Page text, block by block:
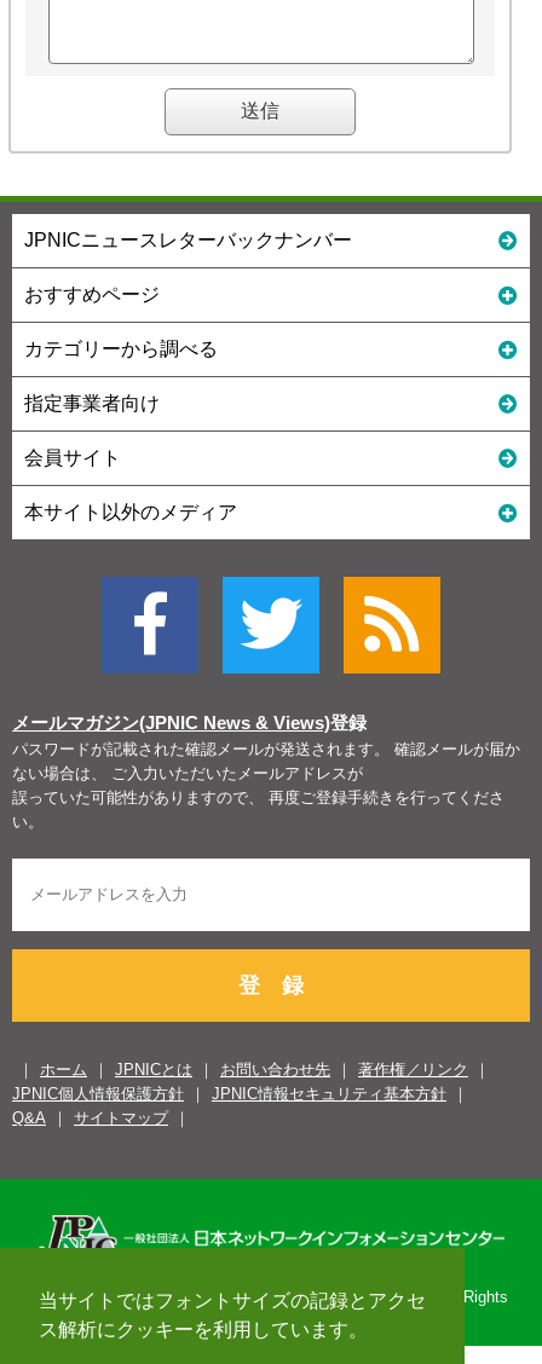
当サイトではフォントサイズの記録とアクセ
ス解析にクッキーを利用しています。
JPNICニュースレターバックナンバー
おすすめページ
カテゴリーから調べる
指定事業者向け
会員サイト
本サイト以外のメディア
メールマガジン(JPNIC News & Views)登録
パスワードが記載された確認メールが発送されます。 確認メールが届か
ない場合は、 ご入力いただいたメールアドレスが
誤っていた可能性がありますので、 再度ご登録手続きを行ってくださ
い。
登 録
ホーム JPNICとは お問い合わせ先
著作権／リンク
JPNIC個人情報保護方針
JPNIC情報セキュリティ基本方針
Q&A
サイトマップ
Copyright© 1996-2026 Japan Network Information Center. All Rights
Reserved.